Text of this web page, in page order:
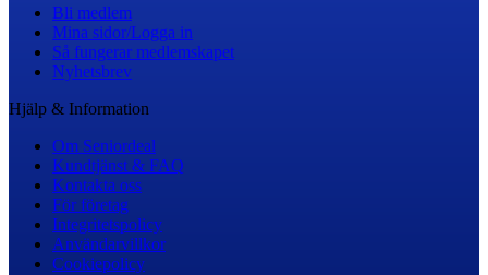
Bli medlem
Mina sidor/Logga in
Så fungerar medlemskapet
Nyhetsbrev
Hjälp & Information
Om Seniordeal
Kundtjänst & FAQ
Kontakta oss
För företag
Integritetspolicy
Användarvillkor
Cookiepolicy